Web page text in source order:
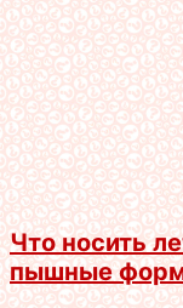
Что носить
пышные